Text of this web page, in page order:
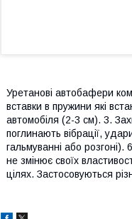
Уретанові автобафери
вставки в пружини які
автомобіля (2-3 см). 3.
поглинають вібрації,
гальмуванні або
не змінює своїх
цілях. Застосовуються